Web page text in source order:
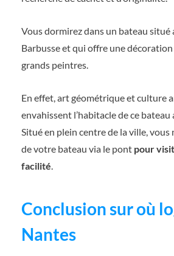
Vous dormirez dans un bateau situé
Barbusse et qui offre une
grands peintres.
En effet, art géométrique et culture
envahissent l’habitacle de ce
Situé en plein centre de la ville, vous
de votre bateau via le pont pour
facilité
Conclusion sur où
Nantes